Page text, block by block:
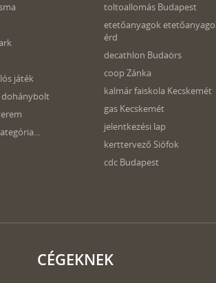
játék
dohánybolt
toltoallomás Budapest
etetőanyagok
érd
decathlon Budaörs
coop Zánka
kalmár faiskola Kecskemét
gas Kecskemét
jelentkezési lap
kerttervező Siófok
cdc Budapest
CÉGEKNEK